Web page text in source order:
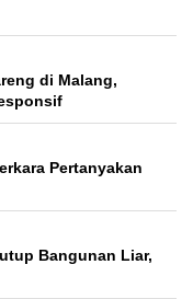
di Malang,
Pertanyakan
Bangunan Liar,